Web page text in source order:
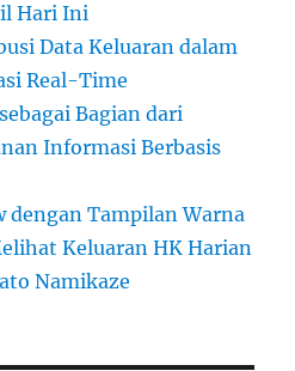
Hari Ini
Data Keluaran dalam
Real-Time
Bagian dari
Informasi Berbasis
dengan Tampilan Warna
Keluaran HK Harian
Namikaze